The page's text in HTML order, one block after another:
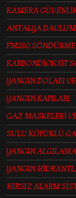
KAMERA
ANTALYA
FM200
KARBONDİOKSİT
YANGIN DOLABI
YANGIN KAPILARI
GAZ MASKELERİ
SULU KÖPÜKLÜ
YANGIN
YANGIN
HIRSIZ ALARM